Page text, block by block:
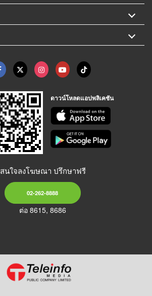
ดาวน์โหลดแอปพลิเคชัน
สนใจลงโฆษณา ปรึกษาฟรี
02-262-8888
ต่อ 8615, 8686